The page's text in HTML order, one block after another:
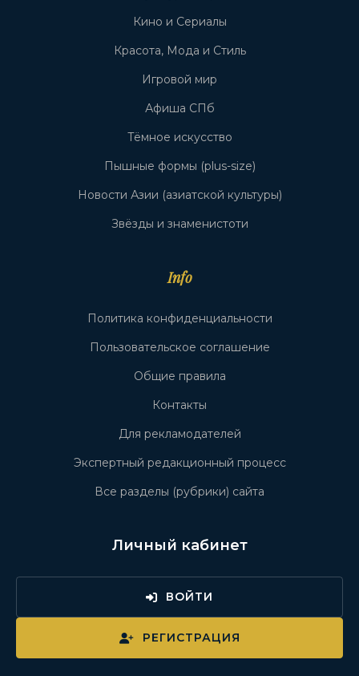
Кино и Сериалы
Красота, Мода и Стиль
Игровой мир
Афиша СПб
Тёмное искусство
Пышные формы (plus-size)
Новости Азии (азиатской культуры)
Звёзды и знаменистоти
Info
Политика конфиденциальности
Пользовательское соглашение
Общие правила
Контакты
Для рекламодателей
Экспертный редакционный процесс
Все разделы (рубрики) сайта
Личный кабинет
ВОЙТИ
РЕГИСТРАЦИЯ